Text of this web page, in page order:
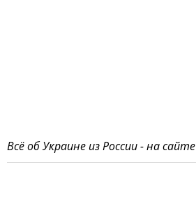
Всё об Украине из России - на сайте